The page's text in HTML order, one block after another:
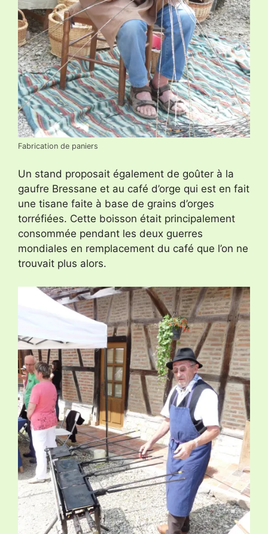
Fabrication de paniers
Un stand proposait également de goûter à la
gaufre Bressane et au café d’orge qui est en fait
une tisane faite à base de grains d’orges
torréfiées. Cette boisson était principalement
consommée pendant les deux guerres
mondiales en remplacement du café que l’on ne
trouvait plus alors.